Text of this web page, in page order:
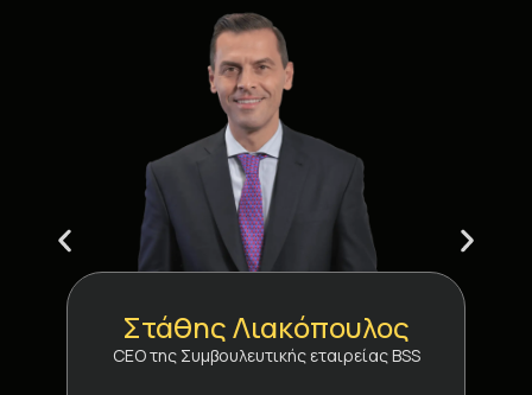
Στάθης Λιακόπουλος
CEO της Συμβουλευτικής εταιρείας BSS